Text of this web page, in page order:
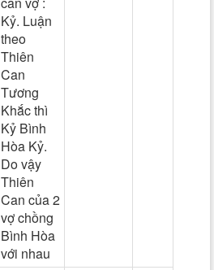
Kỷ. Luận
theo
Thiên
Can
Tương
Khắc thì
Kỷ Bình
Hòa Kỷ.
Do vậy
Thiên
Can của 2
vợ chồng
Bình Hòa
với nhau